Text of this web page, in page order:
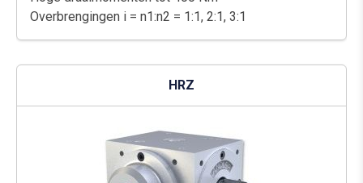
Overbrengingen i = n1:n2 = 1:1, 2:1, 3:1
HRZ